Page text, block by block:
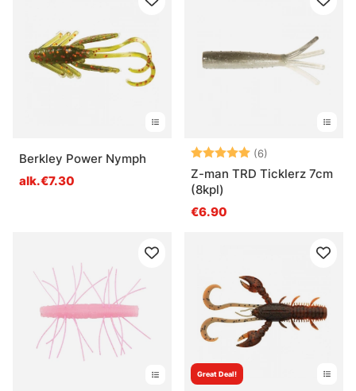
Berkley Power Nymph
alk.€7.30
Arvio: (6)
Z-man TRD Ticklerz 7cm
(8kpl)
€6.90
Great Deal!